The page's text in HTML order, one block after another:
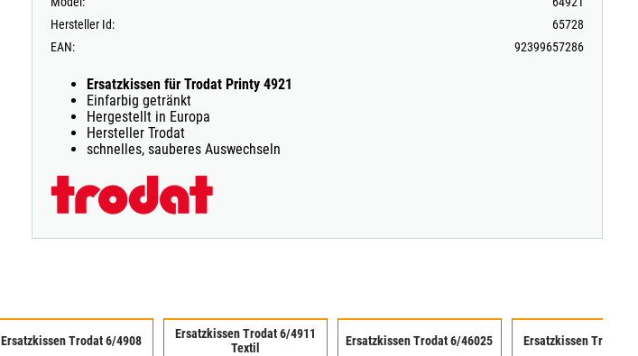
Hersteller Id:
65728
EAN:
92399657286
Ersatzkissen für Trodat Printy 4921
Einfarbig getränkt
Hergestellt in Europa
Hersteller Trodat
schnelles, sauberes Auswechseln
Ersatzkissen Trodat 6/4908
Ersatzkissen Trodat 6/4911
Textil
Ersatzkissen Trodat 6/46025 Ersatzkissen Trodat